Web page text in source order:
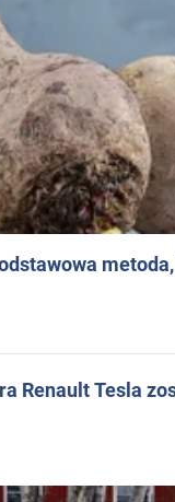
Renault Tesla